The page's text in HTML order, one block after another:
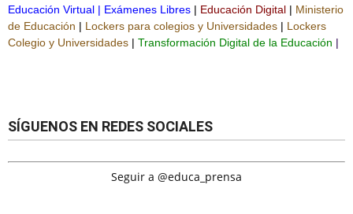
Educación Virtual | Exámenes Libres | Educación Digital | Ministerio
de Educación | Lockers para colegios y Universidades | Lockers
Colegio y Universidades | Transformación Digital de la Educación |
SÍGUENOS EN REDES SOCIALES
Seguir a @educa_prensa